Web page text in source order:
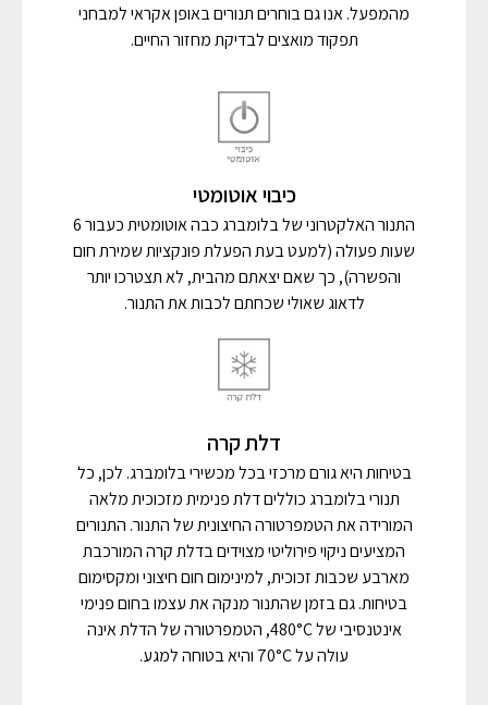
מהמפעל. אנו גם בוחרים תנורים באופן אקראי למבחני
תפקוד מואצים לבדיקת מחזור החיים.
כיבוי אוטומטי​
התנור האלקטרוני של בלומברג כבה אוטומטית כעבור 6
שעות פעולה (למעט בעת הפעלת פונקציות שמירת חום
והפשרה), כך שאם יצאתם מהבית, לא תצטרכו יותר
לדאוג שאולי שכחתם לכבות את התנור.
דלת קרה
בטיחות היא גורם מרכזי בכל מכשירי בלומברג. לכן, כל
תנורי בלומברג כוללים דלת פנימית מזכוכית מלאה
המורידה את הטמפרטורה החיצונית של התנור. התנורים
המציעים ניקוי פירוליטי מצוידים בדלת קרה המורכבת
מארבע שכבות זכוכית, למינימום חום חיצוני ומקסימום
בטיחות. גם בזמן שהתנור מנקה את עצמו בחום פנימי
אינטנסיבי של 480°C, הטמפרטורה של הדלת אינה
עולה על 70°C והיא בטוחה למגע.